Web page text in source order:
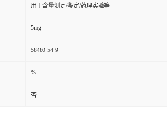
用于含量测定/鉴定/药理实验等
5mg
58480-54-9
%
否